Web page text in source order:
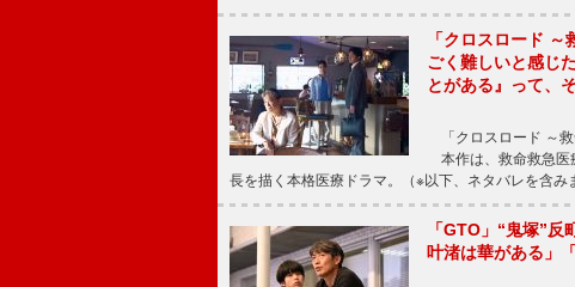
「クロスロード
ごく難しいと感じ
とがある』って、
「クロスロード ～救
本作は、救命救急医
長を描く本格医療ドラマ。（※以下、ネタバレを含
「GTO」“鬼塚”
叶渚は華がある」